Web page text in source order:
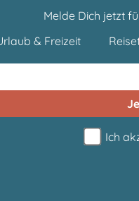
Melde Dich jetzt
& Freizeit
Ich